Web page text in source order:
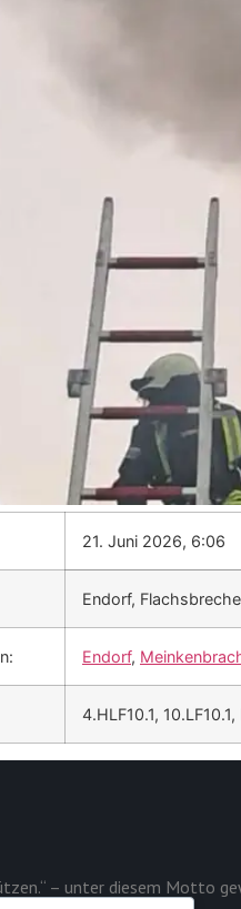
21. Juni 2026, 6:06
Endorf, Flachsbreche
Endorf,
4.HLF10.1,
– unter diesem Motto